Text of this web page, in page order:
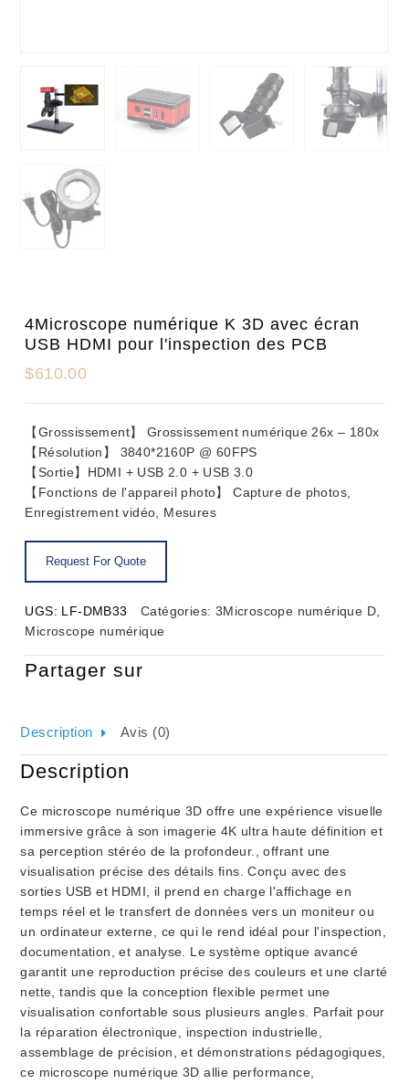
4Microscope numérique K 3D avec écran
USB HDMI pour l'inspection des PCB
$610.00
【Grossissement】 Grossissement numérique 26x – 180x
【Résolution】 3840*2160P @ 60FPS
【Sortie】HDMI + USB 2.0 + USB 3.0
【Fonctions de l'appareil photo】 Capture de photos,
Enregistrement vidéo, Mesures
UGS: LF-DMB33 Catégories: 3Microscope numérique D,
Microscope numérique
Partager sur
Description Avis (0)
Description
Ce microscope numérique 3D offre une expérience visuelle
immersive grâce à son imagerie 4K ultra haute définition et
sa perception stéréo de la profondeur., offrant une
visualisation précise des détails fins. Conçu avec des
sorties USB et HDMI, il prend en charge l'affichage en
temps réel et le transfert de données vers un moniteur ou
un ordinateur externe, ce qui le rend idéal pour l'inspection,
documentation, et analyse. Le système optique avancé
garantit une reproduction précise des couleurs et une clarté
nette, tandis que la conception flexible permet une
visualisation confortable sous plusieurs angles. Parfait pour
la réparation électronique, inspection industrielle,
assemblage de précision, et démonstrations pédagogiques,
ce microscope numérique 3D allie performance,